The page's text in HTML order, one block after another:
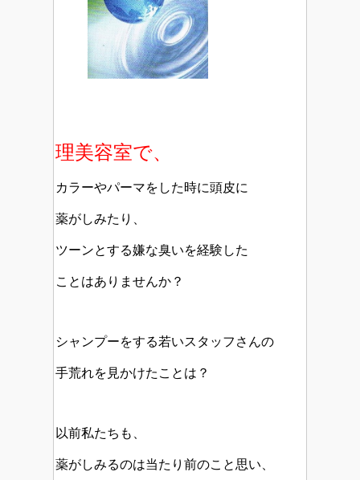
理美容室で、
カラーやパーマをした時に頭皮に
薬がしみたり、
ツーンとする嫌な臭いを経験した
ことはありませんか？
シャンプーをする若いスタッフさんの
手荒れを見かけたことは？
以前私たちも、
薬がしみるのは当たり前のこと思い、